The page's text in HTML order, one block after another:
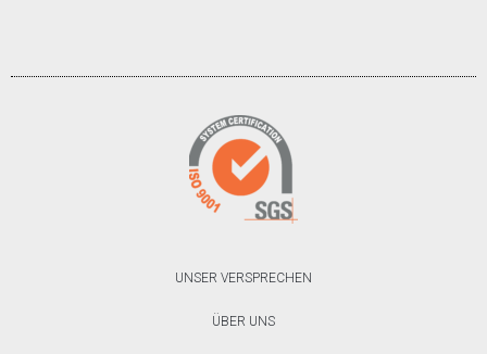
UNSER VERSPRECHEN
ÜBER UNS